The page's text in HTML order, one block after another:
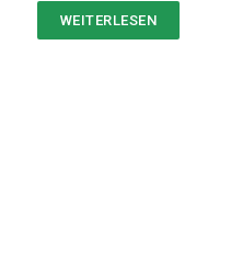
WEITERLESEN
AKTUELLER